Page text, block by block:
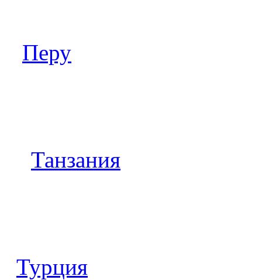
Перу
Танзания
Турция